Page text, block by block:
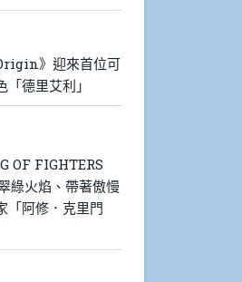
》迎來首位可
德里艾利」
OF FIGHTERS
綠火焰、帶著傲慢
「阿修．克里門